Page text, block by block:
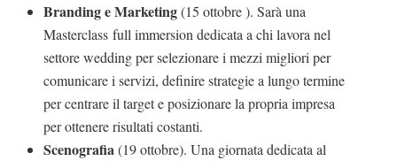
Branding e Marketing(15 ottobre ). Sarà una
Masterclass full immersion dedicata a chi lavora nel
settore wedding per selezionare i mezzi migliori per
comunicare i servizi, definire strategie a lungo termine
per centrare il target e posizionare la propria impresa
per ottenere risultati costanti.
Scenografia(19 ottobre). Una giornata dedicata al